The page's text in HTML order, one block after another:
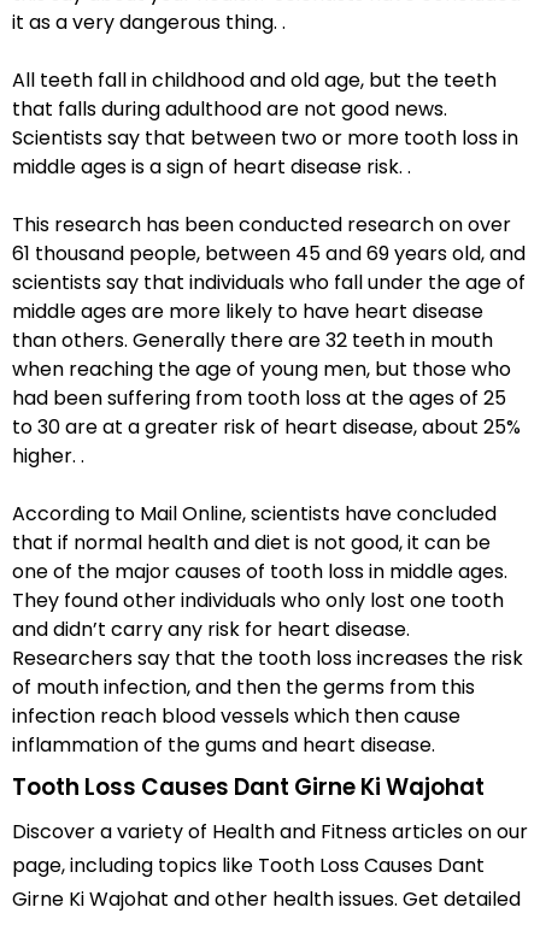
it as a very dangerous thing. .
All teeth fall in childhood and old age, but the teeth
that falls during adulthood are not good news.
Scientists say that between two or more tooth loss in
middle ages is a sign of heart disease risk. .
This research has been conducted research on over
61 thousand people, between 45 and 69 years old, and
scientists say that individuals who fall under the age of
middle ages are more likely to have heart disease
than others. Generally there are 32 teeth in mouth
when reaching the age of young men, but those who
had been suffering from tooth loss at the ages of 25
to 30 are at a greater risk of heart disease, about 25%
higher. .
According to Mail Online, scientists have concluded
that if normal health and diet is not good, it can be
one of the major causes of tooth loss in middle ages.
They found other individuals who only lost one tooth
and didn’t carry any risk for heart disease.
Researchers say that the tooth loss increases the risk
of mouth infection, and then the germs from this
infection reach blood vessels which then cause
inflammation of the gums and heart disease.
Tooth Loss Causes Dant Girne Ki Wajohat
Discover a variety of Health and Fitness articles on our
page, including topics like Tooth Loss Causes Dant
Girne Ki Wajohat and other health issues. Get detailed